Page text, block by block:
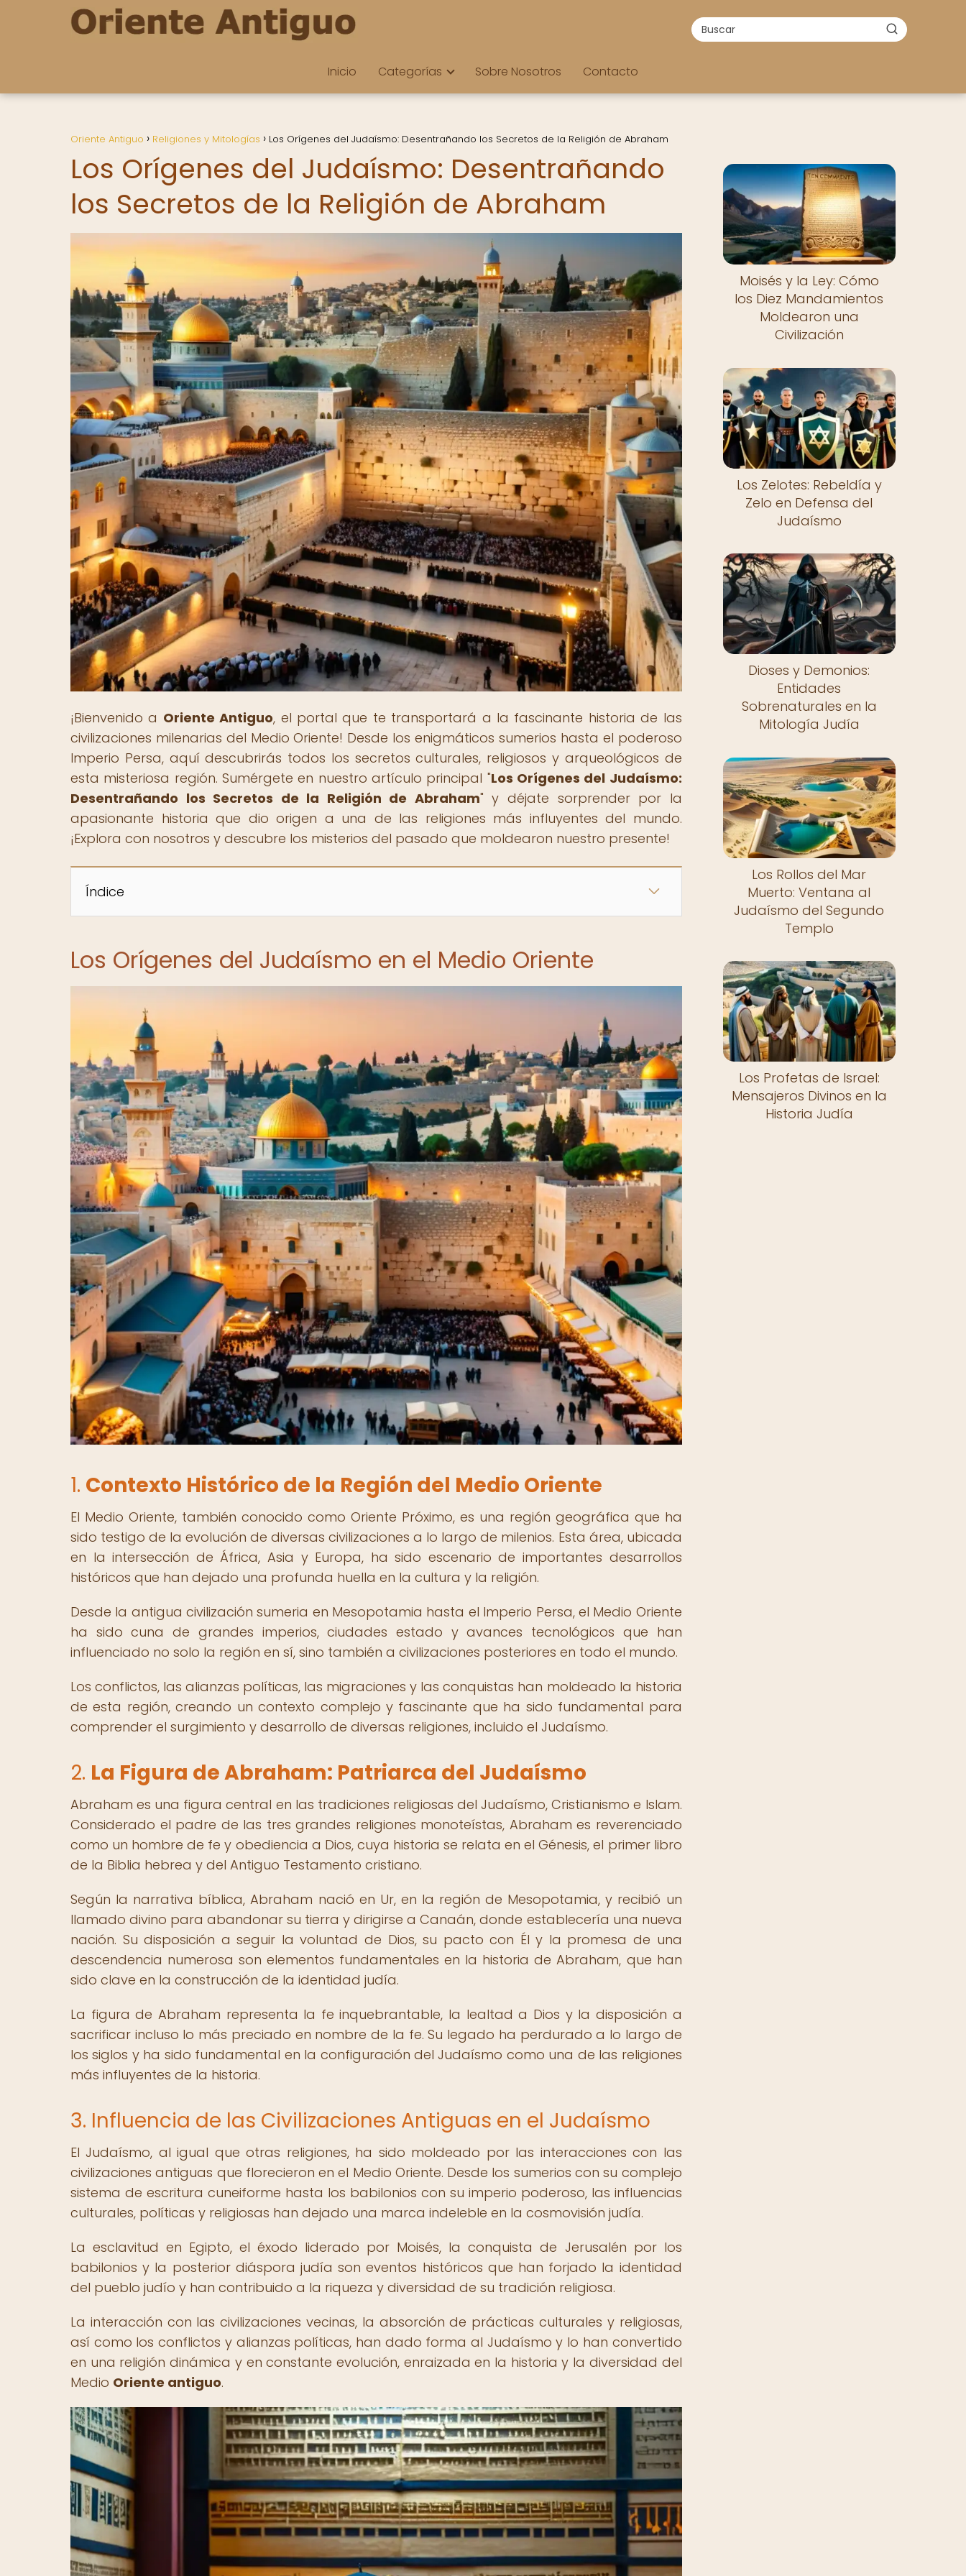
Inicio Categorías Sobre Nosotros Contacto
Oriente Antiguo Religiones y Mitologías Los Orígenes del Judaísmo: Desentrañando los Secretos de la Religión de Abraham
Los Orígenes del Judaísmo: Desentrañando
los Secretos de la Religión de Abraham
¡Bienvenido a Oriente Antiguo, el portal que te transportará a la fascinante historia de las
civilizaciones milenarias del Medio Oriente! Desde los enigmáticos sumerios hasta el poderoso
Imperio Persa, aquí descubrirás todos los secretos culturales, religiosos y arqueológicos de
esta misteriosa región. Sumérgete en nuestro artículo principal "Los Orígenes del Judaísmo:
Desentrañando los Secretos de la Religión de Abraham" y déjate sorprender por la
apasionante historia que dio origen a una de las religiones más influyentes del mundo.
¡Explora con nosotros y descubre los misterios del pasado que moldearon nuestro presente!
Índice
Los Orígenes del Judaísmo en el Medio Oriente
1. Contexto Histórico de la Región del Medio Oriente
El Medio Oriente, también conocido como Oriente Próximo, es una región geográfica que ha
sido testigo de la evolución de diversas civilizaciones a lo largo de milenios. Esta área, ubicada
en la intersección de África, Asia y Europa, ha sido escenario de importantes desarrollos
históricos que han dejado una profunda huella en la cultura y la religión.
Desde la antigua civilización sumeria en Mesopotamia hasta el Imperio Persa, el Medio Oriente
ha sido cuna de grandes imperios, ciudades estado y avances tecnológicos que han
influenciado no solo la región en sí, sino también a civilizaciones posteriores en todo el mundo.
Los conflictos, las alianzas políticas, las migraciones y las conquistas han moldeado la historia
de esta región, creando un contexto complejo y fascinante que ha sido fundamental para
comprender el surgimiento y desarrollo de diversas religiones, incluido el Judaísmo.
2. La Figura de Abraham: Patriarca del Judaísmo
Abraham es una figura central en las tradiciones religiosas del Judaísmo, Cristianismo e Islam.
Considerado el padre de las tres grandes religiones monoteístas, Abraham es reverenciado
como un hombre de fe y obediencia a Dios, cuya historia se relata en el Génesis, el primer libro
de la Biblia hebrea y del Antiguo Testamento cristiano.
Según la narrativa bíblica, Abraham nació en Ur, en la región de Mesopotamia, y recibió un
llamado divino para abandonar su tierra y dirigirse a Canaán, donde establecería una nueva
nación. Su disposición a seguir la voluntad de Dios, su pacto con Él y la promesa de una
descendencia numerosa son elementos fundamentales en la historia de Abraham, que han
sido clave en la construcción de la identidad judía.
La figura de Abraham representa la fe inquebrantable, la lealtad a Dios y la disposición a
sacrificar incluso lo más preciado en nombre de la fe. Su legado ha perdurado a lo largo de
los siglos y ha sido fundamental en la configuración del Judaísmo como una de las religiones
más influyentes de la historia.
3. Influencia de las Civilizaciones Antiguas en el Judaísmo
El Judaísmo, al igual que otras religiones, ha sido moldeado por las interacciones con las
civilizaciones antiguas que florecieron en el Medio Oriente. Desde los sumerios con su complejo
sistema de escritura cuneiforme hasta los babilonios con su imperio poderoso, las influencias
culturales, políticas y religiosas han dejado una marca indeleble en la cosmovisión judía.
La esclavitud en Egipto, el éxodo liderado por Moisés, la conquista de Jerusalén por los
babilonios y la posterior diáspora judía son eventos históricos que han forjado la identidad
del pueblo judío y han contribuido a la riqueza y diversidad de su tradición religiosa.
La interacción con las civilizaciones vecinas, la absorción de prácticas culturales y religiosas,
así como los conflictos y alianzas políticas, han dado forma al Judaísmo y lo han convertido
en una religión dinámica y en constante evolución, enraizada en la historia y la diversidad del
Medio Oriente antiguo.
Moisés y la Ley: Cómo
los Diez Mandamientos
Moldearon una
Civilización
Los Zelotes: Rebeldía y
Zelo en Defensa del
Judaísmo
Dioses y Demonios:
Entidades
Sobrenaturales en la
Mitología Judía
Los Rollos del Mar
Muerto: Ventana al
Judaísmo del Segundo
Templo
Los Profetas de Israel:
Mensajeros Divinos en la
Historia Judía